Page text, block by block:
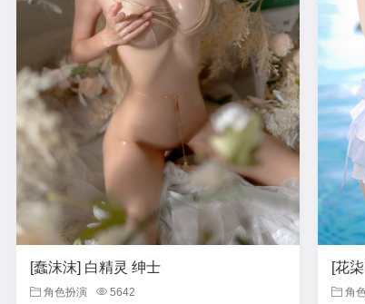
[蠢沫沫] 白精灵 绅士
角色扮演 5642
[花
角